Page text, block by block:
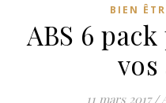
BIEN
ABS 6
vos
11 mars 2017 /